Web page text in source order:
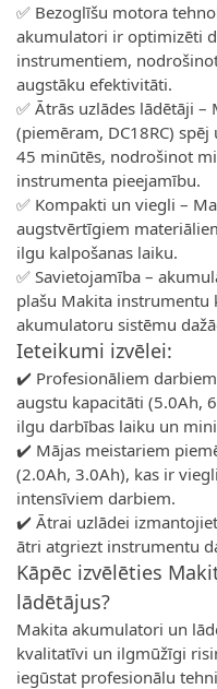
✅ Bezoglīšu motora
akumulatori ir optimizēti
instrumentiem,
augstāku efektivitāti.
✅ Ātrās uzlādes lādētāji
(piemēram, DC18RC)
45 minūtēs, nodrošinot
instrumenta pieejamību.
✅ Kompakti un viegli –
augstvērtīgiem
ilgu kalpošanas laiku.
✅ Savietojamība –
plašu Makita instrumentu
akumulatoru sistēmu
Ieteikumi izvēlei:
✔️ Profesionāliem
augstu kapacitāti (5.0Ah,
ilgu darbības laiku un
✔️ Mājas meistariem
(2.0Ah, 3.0Ah), kas ir
intensīviem darbiem.
✔️ Ātrai uzlādei
ātri atgriezt instrumentu
Kāpēc izvēlēties
lādētājus?
Makita akumulatori un
kvalitatīvi un ilgmūžīgi
iegūstat profesionālu